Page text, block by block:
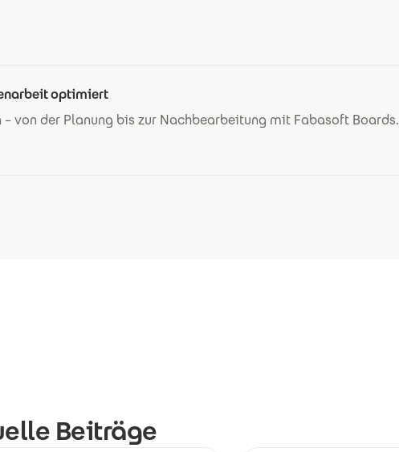
optimiert
von der Planung bis zur Nachbearbeitung mit Fabasoft Boards.
Beiträge